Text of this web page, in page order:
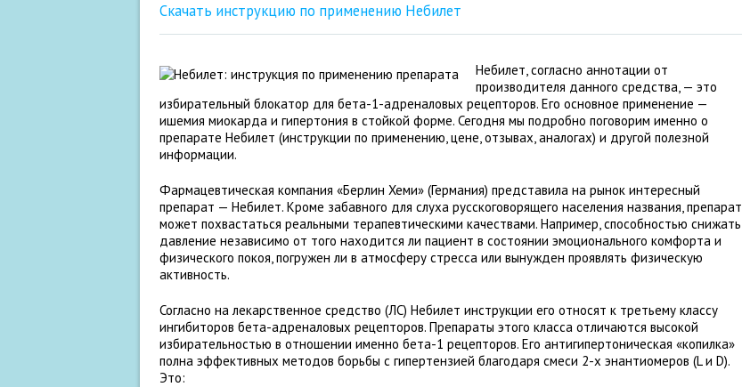
Скачать инструкцию по применению Небилет
Небилет, согласно аннотации от
производителя данного средства, — это
избирательный блокатор для бета-1-адреналовых рецепторов. Его основное применение —
ишемия миокарда и гипертония в стойкой форме. Сегодня мы подробно поговорим именно о
препарате Небилет (инструкции по применению, цене, отзывах, аналогах) и другой полезной
информации.
Фармацевтическая компания «Берлин Хеми» (Германия) представила на рынок интересный
препарат — Небилет. Кроме забавного для слуха русскоговорящего населения названия, препарат
может похвастаться реальными терапевтическими качествами. Например, способностью снижать
давление независимо от того находится ли пациент в состоянии эмоционального комфорта и
физического покоя, погружен ли в атмосферу стресса или вынужден проявлять физическую
активность.
Согласно на лекарственное средство (ЛС) Небилет инструкции его относят к третьему классу
ингибиторов бета-адреналовых рецепторов. Препараты этого класса отличаются высокой
избирательностью в отношении именно бета-1 рецепторов. Его антигипертоническая «копилка»
полна эффективных методов борьбы с гипертензией благодаря смеси 2-х энантиомеров (L и D).
Это: